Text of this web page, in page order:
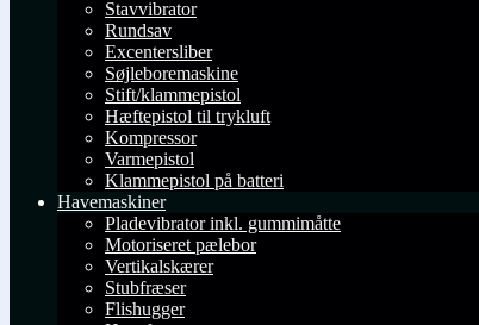
Stavvibrator
Rundsav
Excentersliber
Søjleboremaskine
Stift/klammepistol
Hæftepistol til trykluft
Kompressor
Varmepistol
Klammepistol på batteri
Havemaskiner
Pladevibrator inkl. gummimåtte
Motoriseret pælebor
Vertikalskærer
Stubfræser
Flishugger